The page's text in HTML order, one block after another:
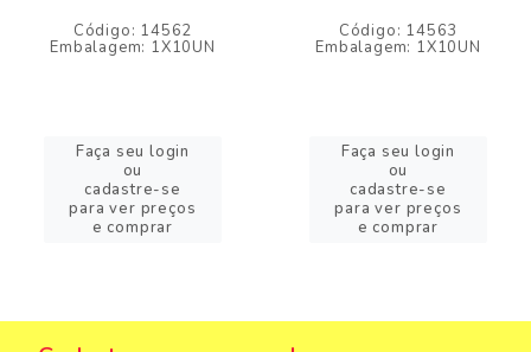
Código: 14562
Embalagem: 1X10UN
Faça seu login
ou
cadastre-se
para ver preços
e comprar
Código: 14563
Embalagem: 1X10UN
Faça seu login
ou
cadastre-se
para ver preços
e comprar